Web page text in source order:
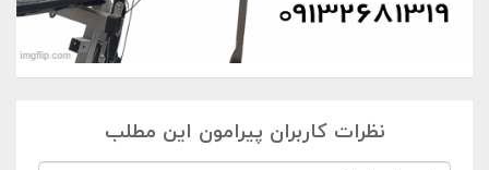
نظرات کاربران پیرامون این مطلب